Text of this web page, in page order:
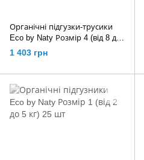
Органічні підгузки-трусики
Eco by Naty Розмір 4 (від 8 до
15 кг) 36 шт
1 403 грн